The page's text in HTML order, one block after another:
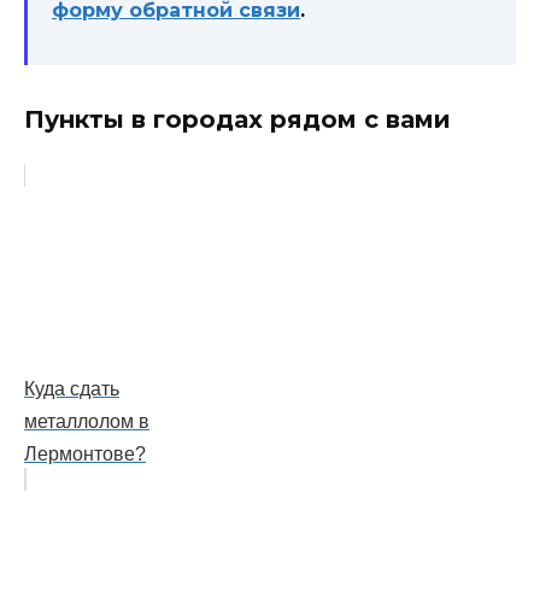
форму обратной связи.
Пункты в городах рядом с вами
Куда сдать
металлолом в
Лермонтове?